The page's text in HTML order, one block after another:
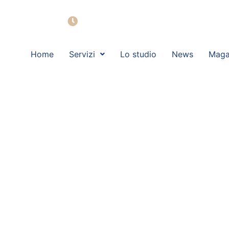
Home Servizi Lo studio News